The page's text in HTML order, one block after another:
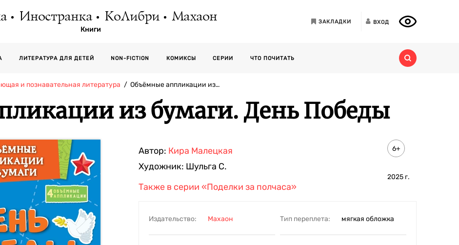
Иностранка КоЛибри Махаон
Книги
ЗАКЛАДКИ ВХОД
ЛИТЕРАТУРА ДЛЯ ДЕТЕЙ NON-FICTION КОМИКСЫ СЕРИИ ЧТО ПОЧИТАТЬ
и познавательная литература Объёмные аппликации из…
из бумаги. День Победы
Автор: Кира Малецкая
Художник: Шульга С.
6+
2025 г.
Также в серии «Поделки за полчаса»
Издательство: Махаон Тип переплета: мягкая обложка